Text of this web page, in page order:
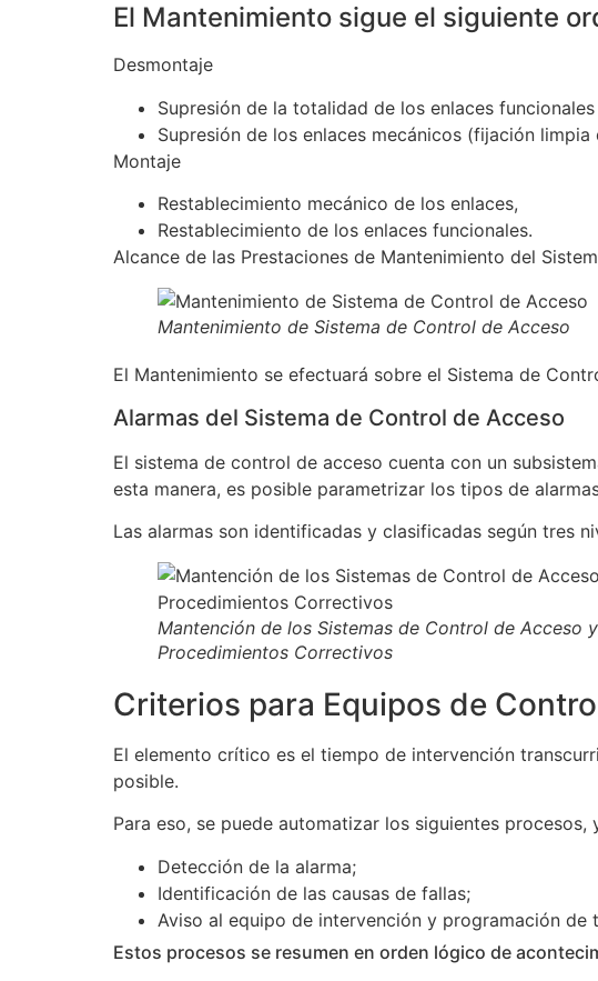
El Mantenimiento sigue el siguiente
Desmontaje
Supresión de la totalidad de los enlaces
Supresión de los enlaces mecánicos (fijación limpia
Montaje
Restablecimiento mecánico de los enlaces,
Restablecimiento de los enlaces funcionales.
Alcance de las Prestaciones de Mantenimiento del
Mantenimiento de Sistema de Control de Acceso
El Mantenimiento se efectuará sobre el Sistema de
Alarmas del Sistema de Control de Acceso
El sistema de control de acceso cuenta con un
esta manera, es posible parametrizar los tipos de
Las alarmas son identificadas y clasificadas según tres
Mantención de los Sistemas de Control de Acceso y
Procedimientos Correctivos
Criterios para Equipos de
El elemento crítico es el tiempo de intervención
posible.
Para eso, se puede automatizar los siguientes
Detección de la alarma;
Identificación de las causas de fallas;
Aviso al equipo de intervención y programación
Estos procesos se resumen en orden lógico de